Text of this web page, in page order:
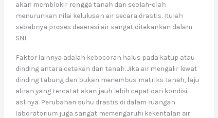
akan memblokir rongga tanah dan seolah-olah
menurunkan nilai kelulusan air secara drastis. Itulah
sebabnya proses deaerasi air sangat ditekankan dalam
SNI.
Faktor lainnya adalah kebocoran halus pada katup atau
dinding antara cetakan dan tanah. Jika air mengalir lewat
dinding tabung dan bukan menembus matriks tanah, laju
aliran yang tercatat akan jauh lebih cepat dari kondisi
aslinya. Perubahan suhu drastis di dalam ruangan
laboratorium juga sangat memengaruhi kekentalan air